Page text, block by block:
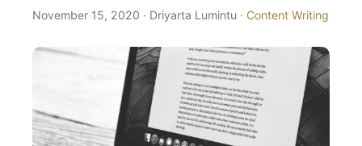
November 15, 2020 · Driyarta Lumintu · Content Writing